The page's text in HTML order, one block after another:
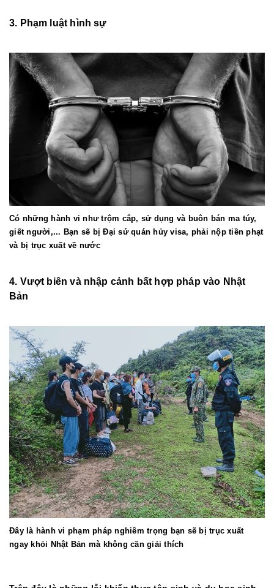
3. Phạm luật hình sự
Có những hành vi như trộm cắp, sử dụng và buôn bán ma túy,
giết người,... Bạn sẽ bị Đại sứ quán hủy visa, phải nộp tiền phạt
và bị trục xuất về nước
4. Vượt biên và nhập cảnh bất hợp pháp vào Nhật
Bản
Đây là hành vi phạm pháp nghiêm trọng bạn sẽ bị trục xuất
ngay khỏi Nhật Bản mà không cần giải thích